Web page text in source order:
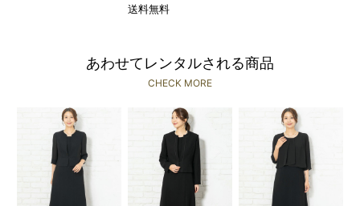
送料無料
あわせてレンタルされる商品
CHECK MORE